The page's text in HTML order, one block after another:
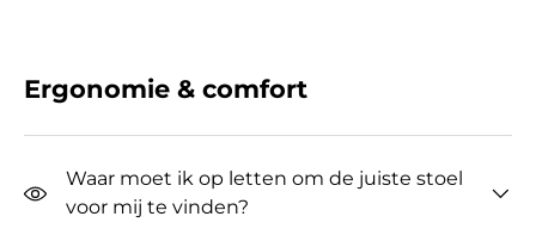
Ergonomie & comfort
Waar moet ik op letten om de juiste stoel
voor mij te vinden?